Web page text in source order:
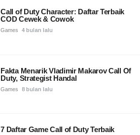
Call of Duty Character: Daftar Terbaik
COD Cewek & Cowok
Games 4 bulan lalu
Fakta Menarik Vladimir Makarov Call Of
Duty, Strategist Handal
Games 8 bulan lalu
7 Daftar Game Call of Duty Terbaik